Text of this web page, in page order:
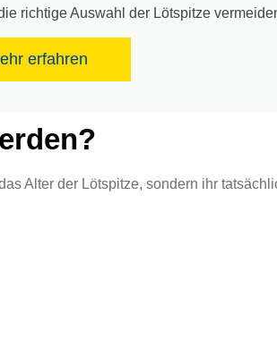
richtige Auswahl der Lötspitze
erfahren
Alter der Lötspitze, sondern ihr